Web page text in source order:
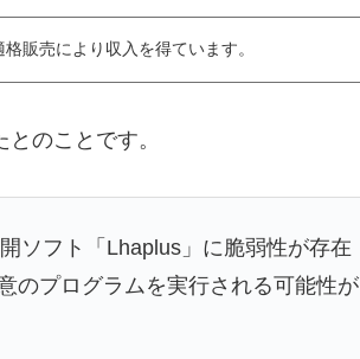
販売により収入を得ています。
のことです。
ソフト「Lhaplus」に脆弱性が存在
のプログラムを実行される可能性が